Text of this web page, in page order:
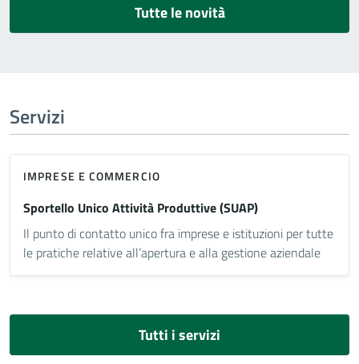
Tutte le novità
Servizi
IMPRESE E COMMERCIO
Sportello Unico Attività Produttive (SUAP)
Il punto di contatto unico fra imprese e istituzioni per tutte
le pratiche relative all’apertura e alla gestione aziendale
Tutti i servizi